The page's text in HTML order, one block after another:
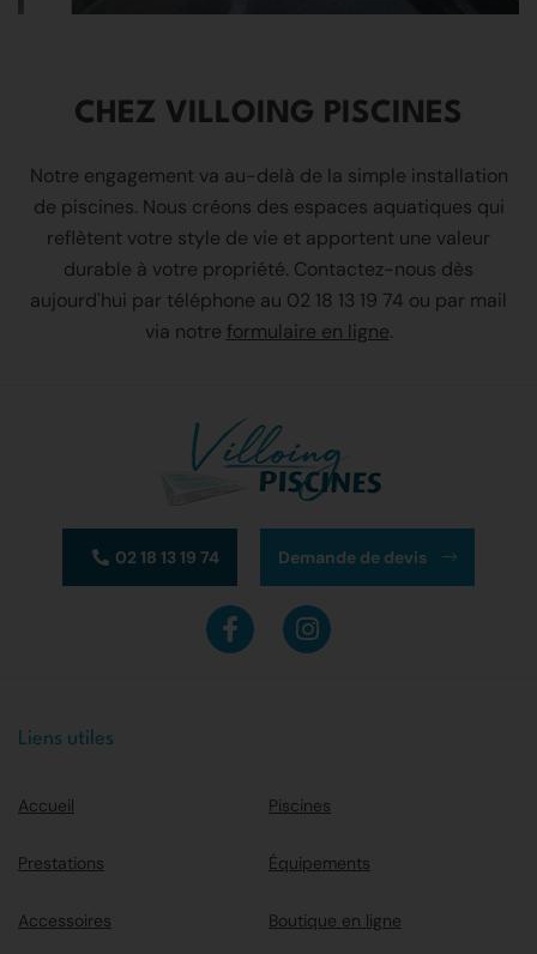
CHEZ VILLOING PISCINES
Notre engagement va au-delà de la simple installation
de piscines. Nous créons des espaces aquatiques qui
reflètent votre style de vie et apportent une valeur
durable à votre propriété. Contactez-nous dès
aujourd'hui par téléphone au 02 18 13 19 74 ou par mail
via notre formulaire en ligne.
02 18 13 19 74 Demande de devis
Liens utiles
Accueil Piscines
Prestations Équipements
Accessoires Boutique en ligne